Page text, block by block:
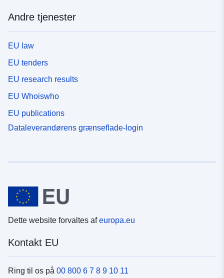
Andre tjenester
EU law
EU tenders
EU research results
EU Whoiswho
EU publications
Dataleverandørens grænseflade-login
Dette website forvaltes afeuropa.eu
Kontakt EU
Ring til os på 00 800 6 7 8 9 10 11